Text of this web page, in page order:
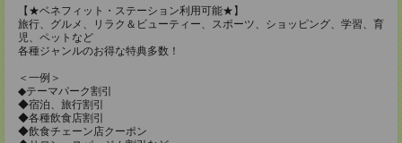
【★ベネフィット・ステーション利用可能★】
旅行、グルメ、リラク＆ビューティー、スポーツ、ショッピング、学習、育
児、ペットなど
各種ジャンルのお得な特典多数！
＜一例＞
◆テーマパーク割引
◆宿泊、旅行割引
◆各種飲食店割引
◆飲食チェーン店クーポン